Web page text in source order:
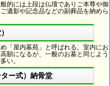
的には上段は仏壇でありご本尊や御
遺影や記念品などの副葬品を納めら
「屋内墓苑」と呼ばれる。室内にお
額になるが、一般のお墓と同じよう
い。
ー式）納骨堂